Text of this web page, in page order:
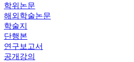
학위논문
해외학술논문
학술지
단행본
연구보고서
공개강의